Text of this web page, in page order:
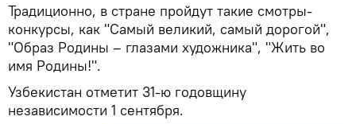
Традиционно, в стране пройдут такие смотры-
конкурсы, как "Самый великий, самый дорогой",
"Образ Родины – глазами художника", "Жить во
имя Родины!".
Узбекистан отметит 31-ю годовщину
независимости 1 сентября.